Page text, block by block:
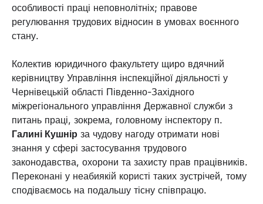
особливості праці неповнолітніх; правове
регулювання трудових відносин в умовах воєнного
стану.
Колектив юридичного факультету щиро вдячний
керівництву Управління інспекційної діяльності у
Чернівецькій області Південно-Західного
міжрегіонального управління Державної служби з
питань праці, зокрема, головному інспектору п.
Галині Кушнір за чудову нагоду отримати нові
знання у сфері застосування трудового
законодавства, охорони та захисту прав працівників.
Переконані у неабиякій користі таких зустрічей, тому
сподіваємось на подальшу тісну співпрацю.